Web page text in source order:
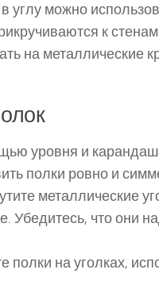
можно
к
на металлические
уровня и
полки ровно и
металлические
Убедитесь, что они
полки на уголках,